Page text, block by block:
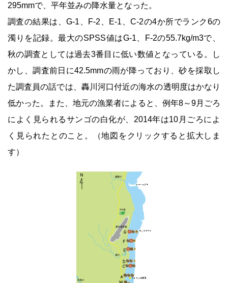
295mmで、平年並みの降水量となった。
調査の結果は、G-1、F-2、E-1、C-2の4か所でランク6の
濁りを記録。最大のSPSS値はG-1、F-2の55.7kg/m3で、
秋の調査としては過去3番目に低い数値となっている。し
かし、調査前日に42.5mmの雨が降っており、砂を採取し
た調査員の話では、轟川河口付近の海水の透明度はかなり
低かった。また、地元の漁業者によると、例年8～9月ごろ
によく見られるサンゴの白化が、2014年は10月ごろによ
く見られたとのこと。（地図をクリックすると拡大しま
す）